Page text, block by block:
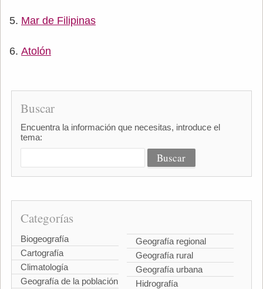
Mar de Filipinas
Atolón
Buscar
Encuentra la información que necesitas, introduce el
tema:
Categorías
Biogeografía
Cartografía
Climatología
Geografía de la población
Geografía regional
Geografía rural
Geografía urbana
Hidrografía